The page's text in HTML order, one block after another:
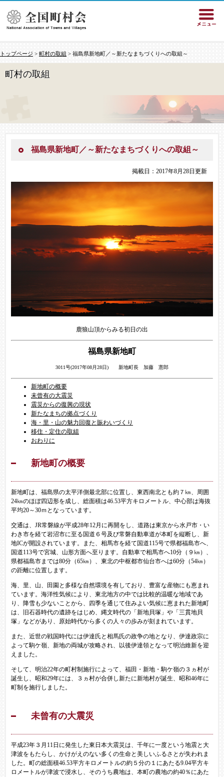
トップページ > 町村の取組 > 福島県新地町／～新たなまちづくりへの取組～
町村の取組
福島県新地町／～新たなまちづくりへの取組～
掲載日：2017年8月28日更新
鹿狼山頂からみる初日の出
福島県新地町
3011号(2017年08月28日) 新地町長 加藤 憲郎
新地町の概要
未曾有の大震災
震災からの復興の現状
新たなまちの拠点づくり
海・里・山の魅力回復と賑わいづくり
移住・定住の取組
おわりに
新地町の概要
新地町は、福島県の太平洋側最北部に位置し、東西南北とも約７㎞、周囲
24㎞のほぼ四辺形を成し、総面積は46.53平方キロメートル、中心部は海抜
平均20～30ｍとなっています。
交通は、JR常磐線が平成28年12月に再開をし、道路は東京から水戸市・い
わき市を経て岩沼市に至る国道６号及び常磐自動車道が本町を縦断し、新
地ICが開設されています。また、相馬市を経て国道115号で県都福島市へ、
国道113号で宮城、山形方面へ至ります。自動車で相馬市へ10分（９㎞）、
県都福島市までは80分（65㎞）、東北の中枢都市仙台市へは60分（54㎞）
の距離に位置します。
海、里、山、田園と多様な自然環境を有しており、豊富な産物にも恵まれ
ています。海洋性気候により、東北地方の中では比較的温暖な地域であ
り、降雪も少ないことから、四季を通じて住みよい気候に恵まれた新地町
は、旧石器時代の遺跡をはじめ、縄文時代の「新地貝塚」や「三貫地貝
塚」などがあり、原始時代から多くの人々の歩みが刻まれています。
また、近世の戦国時代には伊達氏と相馬氏の政争の地となり、伊達政宗に
よって駒ケ嶺、新地の両城が攻略され、以後伊達領となって明治維新を迎
えました。
そして、明治22年の町村制施行によって、福田・新地・駒ケ嶺の３ヵ村が
誕生し、昭和29年には、３ヵ村が合併し新たに新地村が誕生、昭和46年に
町制を施行しました。
未曾有の大震災
平成23年３月11日に発生した東日本大震災は、千年に一度という地震と大
津波をもたらし、かけがえのない多くの生命と美しいふるさとが失われま
した。町の総面積46.53平方キロメートルの約５分の１にあたる9.04平方キ
ロメートルが津波で浸水し、そのうち農地は、本町の農地の約40％にあた